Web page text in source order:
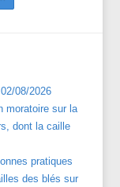
08/2026
moratoire sur la
dont la caille
pratiques
des blés sur